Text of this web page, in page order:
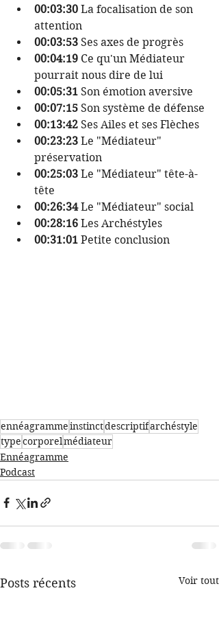
00:03:30 La focalisation de son
attention
00:03:53 Ses axes de progrès
00:04:19 Ce qu'un Médiateur
pourrait nous dire de lui
00:05:31 Son émotion aversive
00:07:15 Son système de défense
00:13:42 Ses Ailes et ses Flèches
00:23:23 Le "Médiateur"
préservation
00:25:03 Le "Médiateur" tête-à-
tête
00:26:34 Le "Médiateur" social
00:28:16 Les Archéstyles
00:31:01 Petite conclusion
ennéagrammeinstinctdescriptifarchéstyle
typecorporelmédiateur
Ennéagramme
Podcast
Posts récents Voir tout